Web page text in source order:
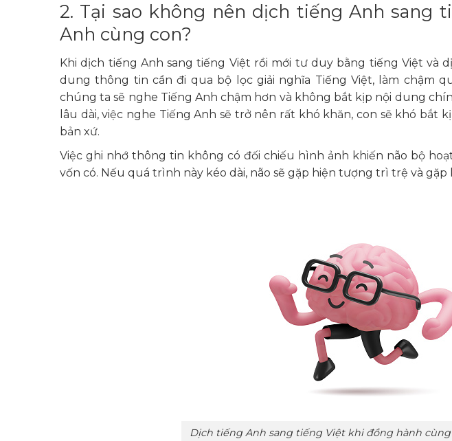
2. Tại sao không nên dịch tiếng Anh sang
Anh cùng con?
Khi dịch tiếng Anh sang tiếng Việt rồi mới tư duy bằng tiếng Việt và
dung thông tin cần đi qua bộ lọc giải nghĩa Tiếng Việt, làm chậm
chúng ta sẽ nghe Tiếng Anh chậm hơn và không bắt kịp nội dung
lâu dài, việc nghe Tiếng Anh sẽ trở nên rất khó khăn, con sẽ khó bắt
bản xứ.
Việc ghi nhớ thông tin không có đối chiếu hình ảnh khiến não bộ
vốn có. Nếu quá trình này kéo dài, não sẽ gặp hiện tượng trì trệ và
Dịch tiếng Anh sang tiếng Việt khi đồng hành cùng